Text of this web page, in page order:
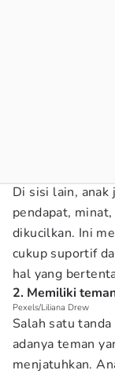
Di sisi lain, anak
pendapat,
dikucilkan. Ini
cukup suportif
hal yang
2. Memiliki
Pexels/Liliana Drew
Salah satu
adanya teman
menjatuhkan.